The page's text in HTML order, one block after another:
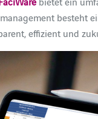
besteht
effizient und